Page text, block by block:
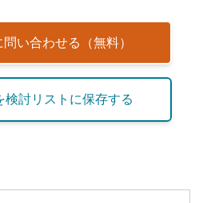
問い合わせる（無料）
検討リストに保存する